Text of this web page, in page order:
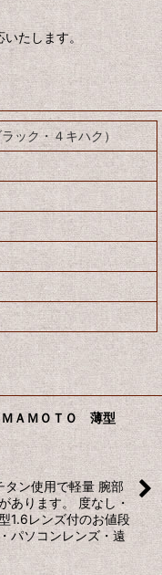
たします。
ック・４キハク）
ＡＭＯＴＯ 薄型
ン使用で軽量 腕部
あります。 度なし・
1.6レンズ付のお値段
パソコンレンズ・遠